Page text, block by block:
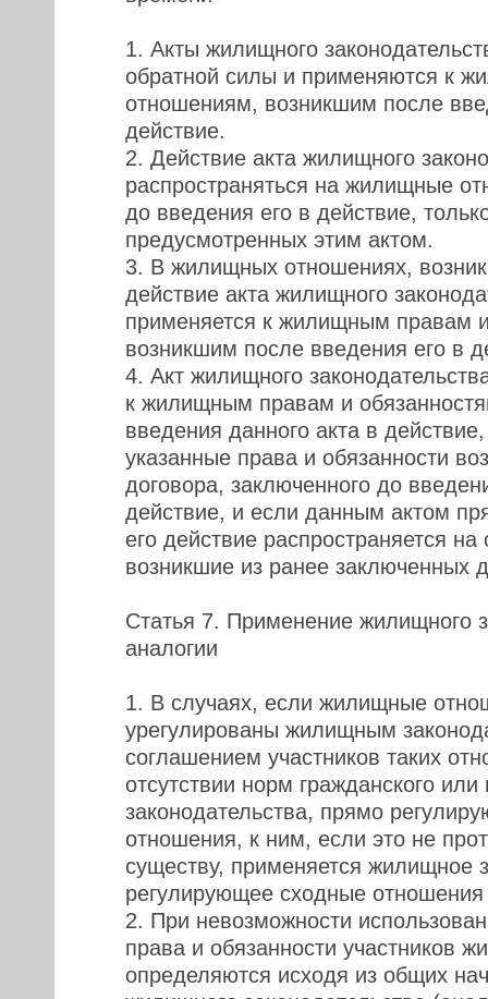
1. Акты жилищного
обратной силы и применяются к
отношениям, возникшим после
действие.
2. Действие акта жилищного
распространяться на жилищные
до введения его в действие,
предусмотренных этим актом.
3. В жилищных отношениях,
действие акта жилищного
применяется к жилищным правам
возникшим после введения его в
4. Акт жилищного
к жилищным правам и
введения данного акта в
указанные права и обязанности
договора, заключенного до
действие, и если данным актом
его действие распространяется
возникшие из ранее заключенных
Статья 7. Применение жилищного
аналогии
1. В случаях, если жилищные
урегулированы жилищным
соглашением участников таких
отсутствии норм гражданского или
законодательства, прямо
отношения, к ним, если это не
существу, применяется жилищное
регулирующее сходные отношения
2. При невозможности
права и обязанности участников
определяются исходя из общих